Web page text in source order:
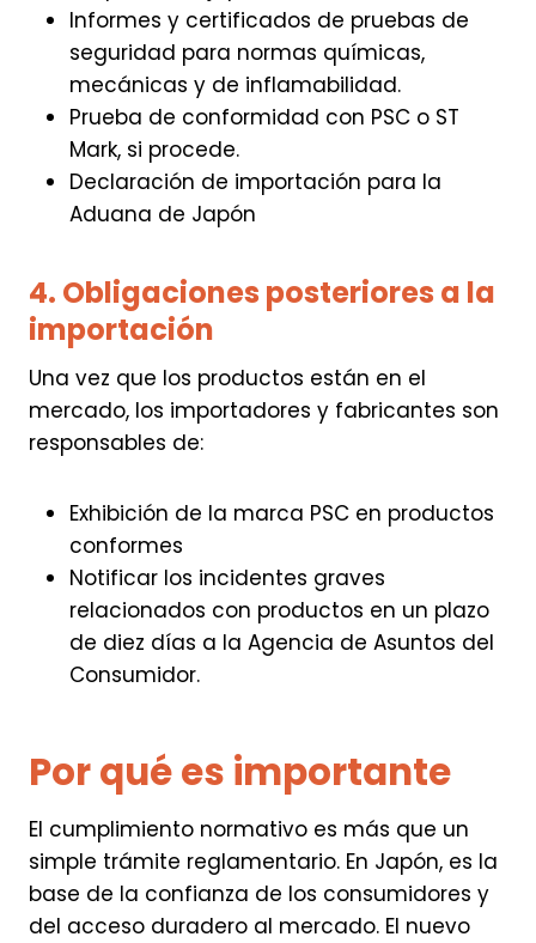
Informes y certificados de pruebas de
seguridad para normas químicas,
mecánicas y de inflamabilidad.
Prueba de conformidad con PSC o ST
Mark, si procede.
Declaración de importación para la
Aduana de Japón
4. Obligaciones posteriores a la
importación
Una vez que los productos están en el
mercado, los importadores y fabricantes son
responsables de:
Exhibición de la marca PSC en productos
conformes
Notificar los incidentes graves
relacionados con productos en un plazo
de diez días a la Agencia de Asuntos del
Consumidor.
Por qué es importante
El cumplimiento normativo es más que un
simple trámite reglamentario. En Japón, es la
base de la confianza de los consumidores y
del acceso duradero al mercado. El nuevo